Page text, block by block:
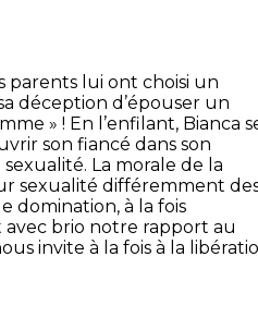
parents lui ont choisi un
déception d’épouser un
» ! En l’enfilant, Bianca
son fiancé dans son
La morale de la
sexualité différemment
domination, à la fois
brio notre rapport au
invite à la fois à la